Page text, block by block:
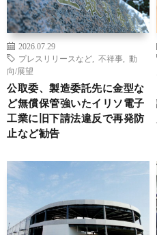
2026.07.29
プレスリリースなど
不祥事
動
向/展望
公取委、製造委託先に金型な
ど無償保管強いたイリソ電子
工業に旧下請法違反で再発防
止など勧告